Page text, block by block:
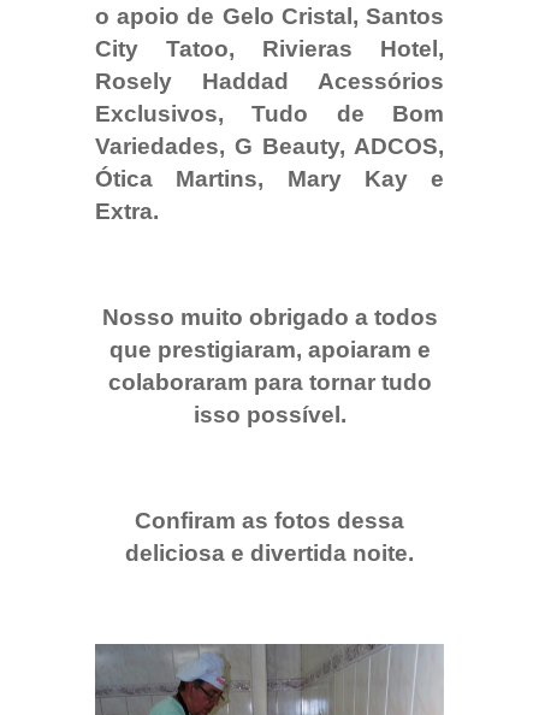
o apoio de Gelo Cristal, Santos
City Tatoo, Rivieras Hotel,
Rosely Haddad Acessórios
Exclusivos, Tudo de Bom
Variedades, G Beauty, ADCOS,
Ótica Martins, Mary Kay e
Extra.​
Nosso muito obrigado a todos
que prestigiaram, apoiaram e
colaboraram para tornar tudo
isso possível.
Confiram as fotos dessa
deliciosa e divertida noite.